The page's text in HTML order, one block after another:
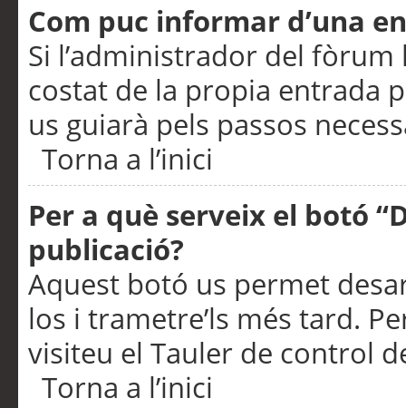
Com puc informar d’una
Si l’administrador del
costat de la propia entrada
us guiarà pels passos
Torna a l’inici
Per a què serveix el botó
publicació?
Aquest botó us permet
los i trametre’ls més tard.
visiteu el Tauler de control
Torna a l’inici